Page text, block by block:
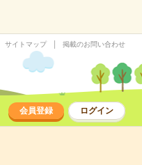
サイトマップ 掲載のお問い合わせ
会員登録 ログイン